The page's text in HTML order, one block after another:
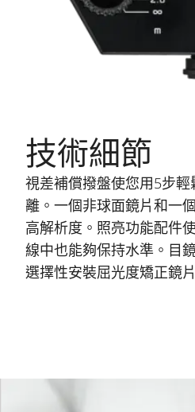
技術細節
視差補償撥盤使您用5步
離。一個非球面鏡片和一
高解析度。照亮功能配件
線中也能夠保持水準。目
選擇性安裝屈光度矯正鏡